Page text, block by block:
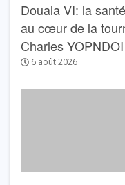
Douala VI: la
au cœur de la
Charles YOPNDOI
6 août 2026